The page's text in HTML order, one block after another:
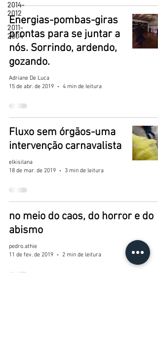
2014-
2012
2011-
2004
Energias-pombas-giras
prontas para se juntar a
nós. Sorrindo, ardendo,
gozando.
Adriane De Luca
15 de abr. de 2019
4 min de leitura
Fluxo sem órgãos-uma
intervenção carnavalista
elkisilana
18 de mar. de 2019
3 min de leitura
no meio do caos, do horror e do
abismo
pedro.athie
11 de fev. de 2019
2 min de leitura